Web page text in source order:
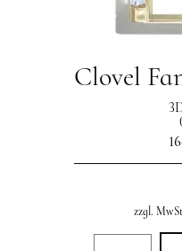
Clovel
zzgl.